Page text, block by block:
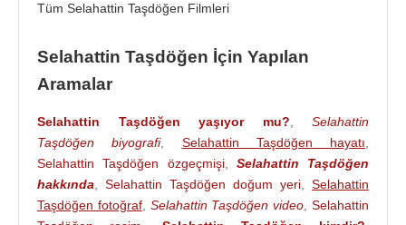
2022 - Anka-Karabağ Operasyonu (Emin Çelik)
2022 - Amatör Hayat (Sinema Filmi)
2022 - Aşka Dair (Sinema Filmi)
2022 - Mühr-ü Musallat: Perihan (Hasan) (Sinema
Filmi)
2022 - Sivaslıyıh Gardaş (Sinema Filmi)
2022 - Zehirli Tohumlar:İnternet Yolu (Sinema Filmi)
2022 - Erzurumlu Mümessil (Sinema Filmi)
Tüm Selahattin Taşdöğen Filmleri
Selahattin Taşdöğen İçin Yapılan
Aramalar
Selahattin Taşdöğen yaşıyor mu?
Selahattin
Taşdöğen biyografi, Selahattin Taşdöğen hayatı
Selahattin Taşdöğen özgeçmişi, Selahattin Taşdöğen
hakkında
Selahattin Taşdöğen doğum yeri
Selahattin
Taşdöğen fotoğraf, Selahattin Taşdöğen video ,Selahattin